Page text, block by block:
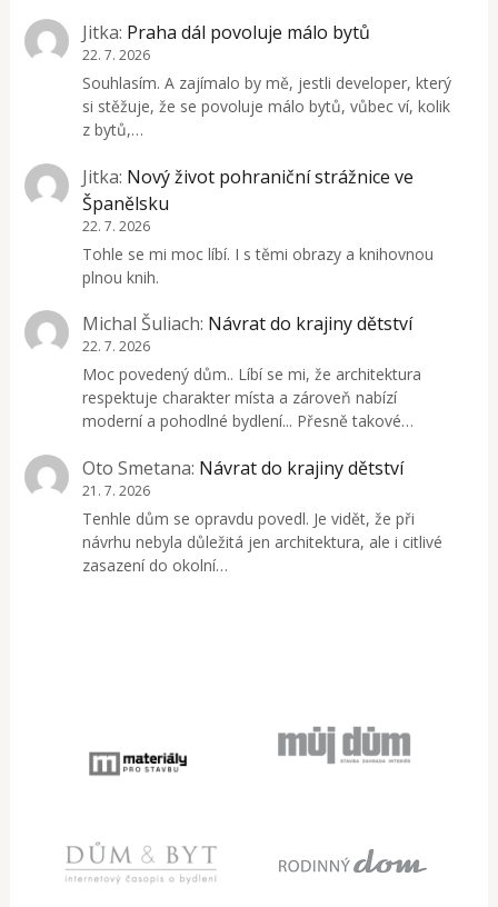
Jitka: Praha dál povoluje málo bytů
22. 7. 2026
Souhlasím. A zajímalo by mě, jestli developer, který
si stěžuje, že se povoluje málo bytů, vůbec ví, kolik
z bytů,…
Jitka: Nový život pohraniční strážnice ve
Španělsku
22. 7. 2026
Tohle se mi moc líbí. I s těmi obrazy a knihovnou
plnou knih.
Michal Šuliach: Návrat do krajiny dětství
22. 7. 2026
Moc povedený dům.. Líbí se mi, že architektura
respektuje charakter místa a zároveň nabízí
moderní a pohodlné bydlení... Přesně takové…
Oto Smetana: Návrat do krajiny dětství
21. 7. 2026
Tenhle dům se opravdu povedl. Je vidět, že při
návrhu nebyla důležitá jen architektura, ale i citlivé
zasazení do okolní…